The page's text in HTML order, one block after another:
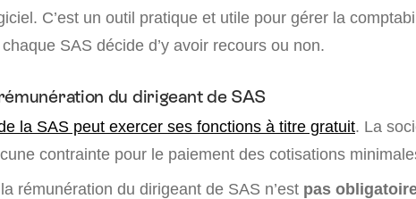
C’est un outil pratique et utile pour gérer la
SAS décide d’y avoir recours ou non.
du dirigeant de SAS
la SAS peut exercer ses fonctions à titre gratuit. La
contrainte pour le paiement des cotisations
rémunération du dirigeant de SAS n’est pas